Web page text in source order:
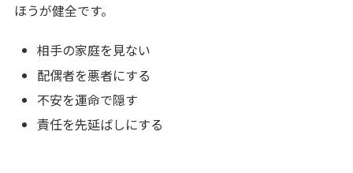
ほうが健全です。
相手の家庭を見ない
配偶者を悪者にする
不安を運命で隠す
責任を先延ばしにする